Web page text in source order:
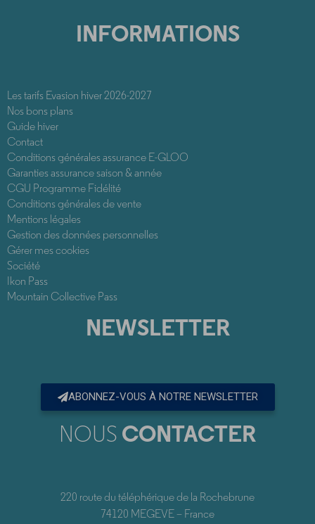
INFORMATIONS
Les tarifs Evasion hiver 2026-2027
Nos bons plans
Guide hiver
Contact
Conditions générales assurance E-GLOO
Garanties assurance saison & année
CGU Programme Fidélité
Conditions générales de vente
Mentions légales
Gestion des données personnelles
Gérer mes cookies
Société
Ikon Pass
Mountain Collective Pass
NEWSLETTER
ABONNEZ-VOUS À NOTRE NEWSLETTER
NOUS CONTACTER
220 route du téléphérique de la Rochebrune
74120 MEGEVE – France